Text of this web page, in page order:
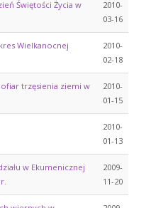
Świętości Życia w
2010-
03-16
Wielkanocnej
2010-
02-18
trzęsienia ziemi w
2010-
01-15
2010-
01-13
w Ekumenicznej
2009-
11-20